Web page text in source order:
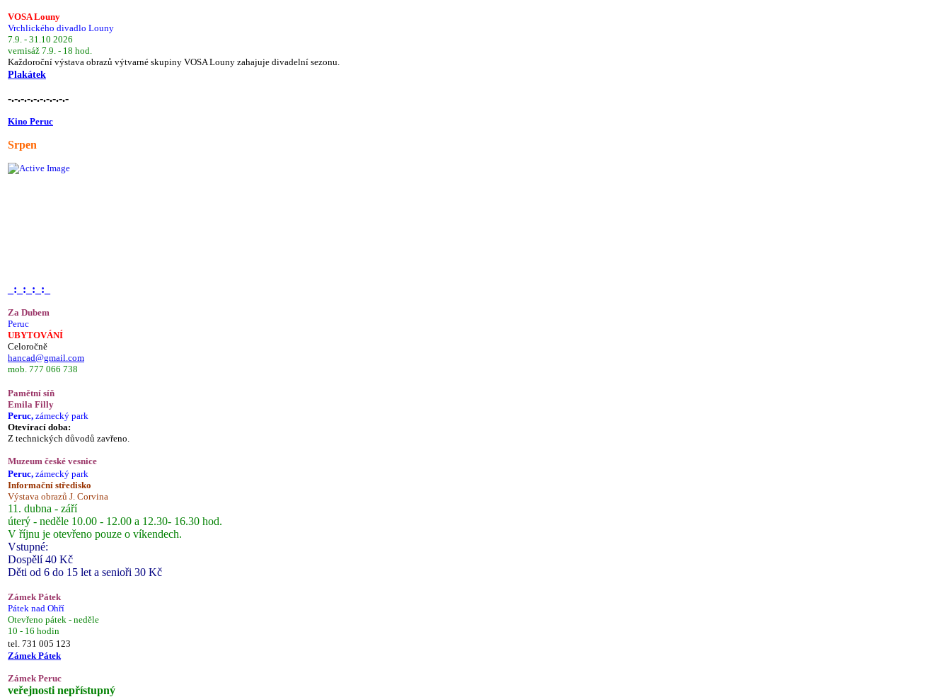
VOSA Louny
Vrchlického divadlo Louny
7.9. - 31.10 2026
vernisáž 7.9. - 18 hod.
Každoroční výstava obrazů výtvarné skupiny VOSA Louny zahajuje divadelní sezonu.
Plakátek
-.-.-.-.-.-.-.-.-.-
Kino Peruc
Srpen
_:_:_:_:_
Za Dubem
Peruc
UBYTOVÁNÍ
Celoročně
hancad@gmail.com
mob. 777 066 738
Pamětní síň
Emila Filly
Peruc, zámecký park
Otevírací doba:
Z technických důvodů zavřeno.
Muzeum české vesnice
Peruc, zámecký park
Informační středisko
Výstava obrazů J. Corvina
11. dubna - září
úterý - neděle 10.00 - 12.00 a 12.30- 16.30 hod.
V říjnu je otevřeno pouze o víkendech.
Vstupné:
Dospělí 40 Kč
Děti od 6 do 15 let a senioři 30 Kč
Zámek Pátek
Pátek nad Ohří
Otevřeno pátek - neděle
10 - 16 hodin
tel. 731 005 123
Zámek Pátek
Zámek Peruc
veřejnosti nepřístupný